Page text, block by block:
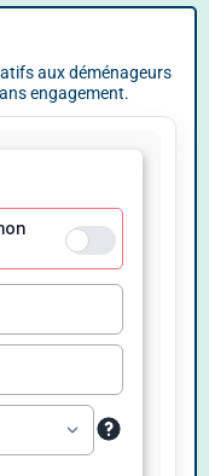
aux déménageurs
engagement.